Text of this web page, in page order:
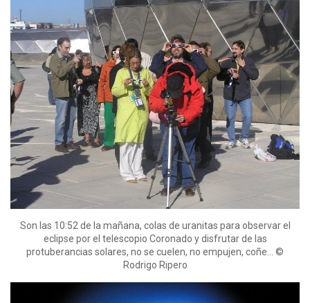
Son las 10:52 de la mañana, colas de uranitas para observar el
eclipse por el telescopio Coronado y disfrutar de las
protuberancias solares, no se cuelen, no empujen, coñe… ©
Rodrigo Ripero